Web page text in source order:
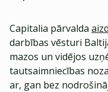
Capitalia pārvalda
darbības vēsturi
mazos un vidējos
tautsaimniecības
ar, gan bez